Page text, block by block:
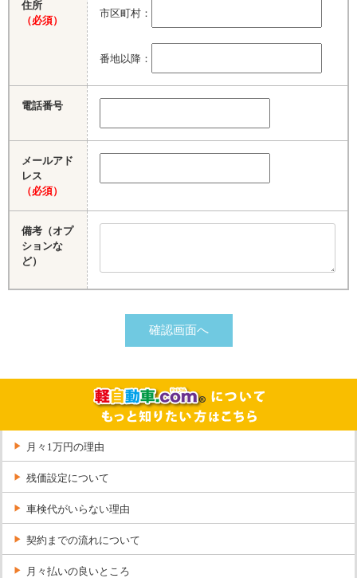
住所
（必須）
市区町村：
番地以降：
電話番号
メールアド
レス
（必須）
備考（オプ
ションな
ど）
月々1万円の理由
残価設定について
車検代がいらない理由
契約までの流れについて
月々払いの良いところ